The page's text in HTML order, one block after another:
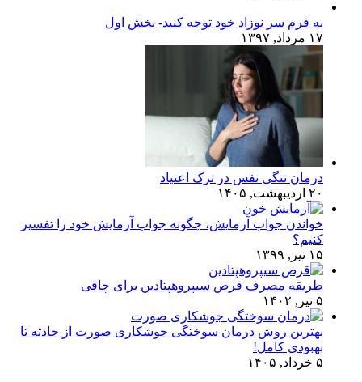
به فرم سر نوزاد خود توجه کنید- بخش اول
۱۷ مرداد, ۱۳۹۷
درمان تنگی نفس در ترک اعتیاد
۲۰ اردیبهشت, ۱۴۰۵
خواندن جواب آزمایش، چگونه جواب آزمایش خود را تفسیر
کنیم؟
۱۵ تیر, ۱۳۹۹
طریقه مصرف قرص سیپروهپتادین برای چاقی
۵ تیر, ۱۴۰۲
بهترین روش درمان سوختگی جوشکاری صورت از حادثه تا
بهبودی کامل!
۵ خرداد, ۱۴۰۵